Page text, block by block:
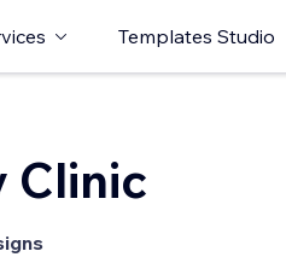
Templates Studio
Clinic